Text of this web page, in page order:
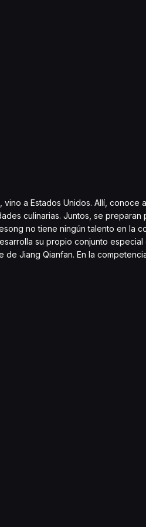
a Estados Unidos. Allí,
culinarias. Juntos, se
no tiene ningún talento en la
su propio conjunto
Jiang Qianfan. En la